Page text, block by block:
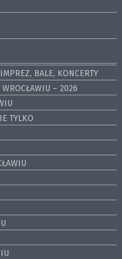
BALE, KONCERTY
– 2026
TYLKO